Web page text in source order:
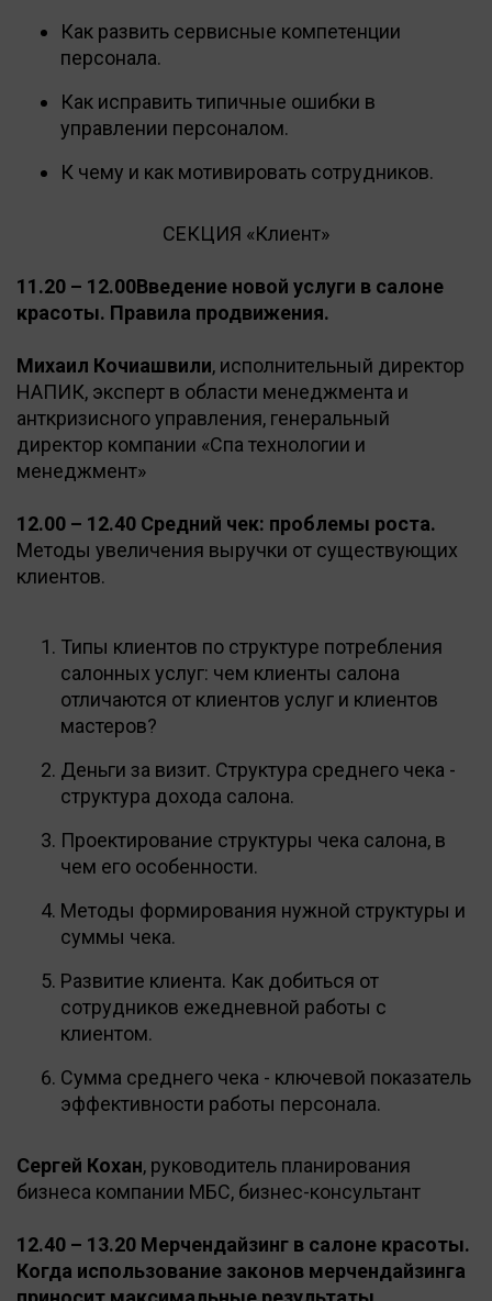
Как развить сервисные компетенции
персонала.
Как исправить типичные ошибки в
управлении персоналом.
К чему и как мотивировать сотрудников.
СЕКЦИЯ «Клиент»
11.20 – 12.00Введение новой услуги в салоне
красоты. Правила продвижения.
Михаил Кочиашвили, исполнительный директор
НАПИК, эксперт в области менеджмента и
анткризисного управления, генеральный
директор компании «Спа технологии и
менеджмент»
12.00 – 12.40 Средний чек: проблемы роста.
Методы увеличения выручки от существующих
клиентов.
Типы клиентов по структуре потребления
салонных услуг: чем клиенты салона
отличаются от клиентов услуг и клиентов
мастеров?
Деньги за визит. Структура среднего чека -
структура дохода салона.
Проектирование структуры чека салона, в
чем его особенности.
Методы формирования нужной структуры и
суммы чека.
Развитие клиента. Как добиться от
сотрудников ежедневной работы с
клиентом.
Сумма среднего чека - ключевой показатель
эффективности работы персонала.
Сергей Кохан, руководитель планирования
бизнеса компании МБС, бизнес-консультант
12.40 – 13.20 Мерчендайзинг в салоне красоты.
Когда использование законов мерчендайзинга